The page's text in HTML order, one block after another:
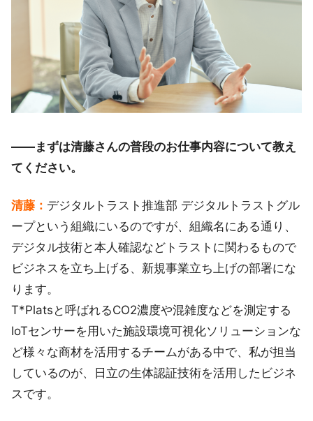
――まずは清藤さんの普段のお仕事内容について教え
てください。
清藤： デジタルトラスト推進部 デジタルトラストグル
ープという組織にいるのですが、組織名にある通り、
デジタル技術と本人確認などトラストに関わるもので
ビジネスを立ち上げる、新規事業立ち上げの部署にな
ります。
T*Platsと呼ばれるCO2濃度や混雑度などを測定する
IoTセンサーを用いた施設環境可視化ソリューションな
ど様々な商材を活用するチームがある中で、私が担当
しているのが、日立の生体認証技術を活用したビジネ
スです。